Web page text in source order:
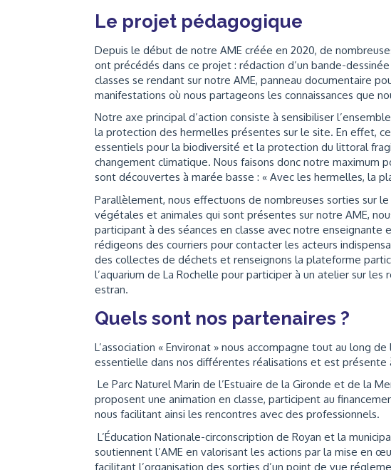
Le projet pédagogique
Depuis le début de notre AME créée en 2020, de
ont précédés dans ce projet : rédaction d’un bande-
classes se rendant sur notre AME, panneau documentaire
manifestations où nous partageons les connaissances que
Notre axe principal d’action consiste à sensibiliser
la protection des hermelles présentes sur le site. En effet,
essentiels pour la biodiversité et la protection du littoral
changement climatique. Nous faisons donc notre maximum
sont découvertes à marée basse : « Avec les hermelles, la
Parallèlement, nous effectuons de nombreuses sorties sur
végétales et animales qui sont présentes sur notre AME,
participant à des séances en classe avec notre enseignante
rédigeons des courriers pour contacter les acteurs
des collectes de déchets et renseignons la plateforme
l’aquarium de La Rochelle pour participer à un atelier sur
estran.
Quels sont nos partenaires ?
L’association « Environat » nous accompagne tout au long
essentielle dans nos différentes réalisations et est
Le Parc Naturel Marin de l’Estuaire de la Gironde et de la
proposent une animation en classe, participent au
nous facilitant ainsi les rencontres avec des professionnels.
L’Éducation Nationale-circonscription de Royan et la
soutiennent l’AME en valorisant les actions par la mise en
facilitant l’organisation des sorties d’un point de vue